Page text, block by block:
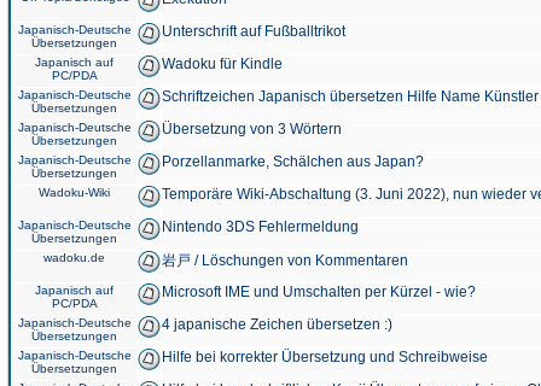
Japanisch-Deutsche
Übersetzungen
Unterschrift auf Fußballtrikot
Japanisch auf
PC/PDA
Wadoku für Kindle
Japanisch-Deutsche
Übersetzungen
Schriftzeichen Japanisch übersetzen Hilfe Name
Japanisch-Deutsche
Übersetzungen
Übersetzung von 3 Wörtern
Japanisch-Deutsche
Übersetzungen
Porzellanmarke, Schälchen aus Japan?
Wadoku-Wiki Temporäre Wiki-Abschaltung (3. Juni 2022), nun wieder
Japanisch-Deutsche
Übersetzungen
Nintendo 3DS Fehlermeldung
wadoku.de 岩戸 / Löschungen von Kommentaren
Japanisch auf
PC/PDA
Microsoft IME und Umschalten per Kürzel - wie?
Japanisch-Deutsche
Übersetzungen
4 japanische Zeichen übersetzen :)
Japanisch-Deutsche
Übersetzungen
Hilfe bei korrekter Übersetzung und Schreibweise